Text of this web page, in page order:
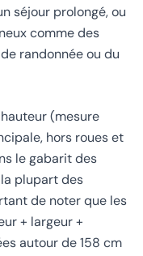
séjour prolongé, ou
comme des
randonnée ou du
(mesure
hors roues et
le gabarit des
plupart des
de noter que les
+ largeur +
autour de 158 cm